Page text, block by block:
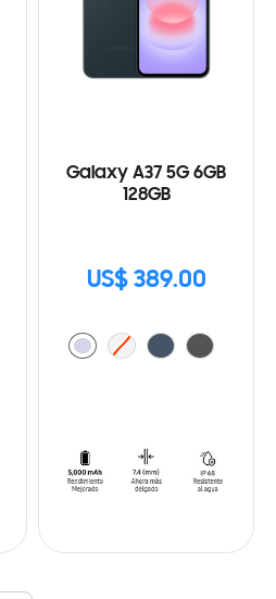
Galaxy A37 5G 6GB
128GB
US$ 389.00